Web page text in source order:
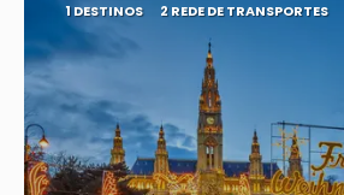
1 DESTINOS 2 REDE DE TRANSPORTES